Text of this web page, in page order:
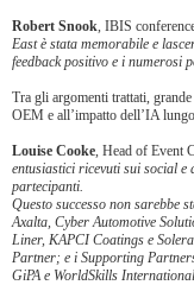
Robert Snook, IBIS
East è stata memorabile e
feedback positivo e i numerosi
Tra gli argomenti trattati,
OEM e all’impatto dell’IA
Louise Cooke, Head of Event
entusiastici ricevuti sui social e
partecipanti.
Questo successo non sarebbe
Axalta, Cyber Automotive
Liner, KAPCI Coatings e
Partner; e i Supporting
GiPA e WorldSkills